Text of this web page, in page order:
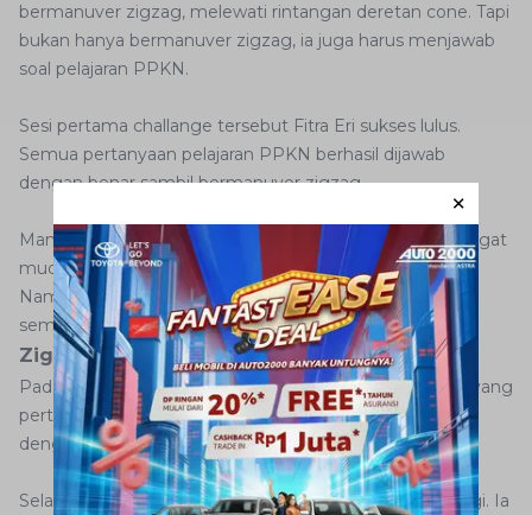
bermanuver zigzag, melewati rintangan deretan cone. Tapi
bukan hanya bermanuver zigzag, ia juga harus menjawab
soal pelajaran PPKN.
Sesi pertama challange tersebut Fitra Eri sukses lulus.
Semua pertanyaan pelajaran PPKN berhasil dijawab
dengan benar sambil bermanuver zigzag.
Manuver menggunakan Corolla Cross
disebut Fitra sangat
mudah dan lancar selama tantangan pertama tersebut.
Namun pada challenge yang kedua ternyata bukan
semakih mudah.
Zigzag Mundur Jawab Soal Matematika
Pada dasarnya pada tantangan kedua ini sama seperti yang
pertama. Namun kali ini Fitra Eri tak bermanuver zigzag
dengan maju, namun ia harus dalam posisi mundur.
Selain itu, pertanyaannya pun juga bukan soal PPKN lagi. Ia